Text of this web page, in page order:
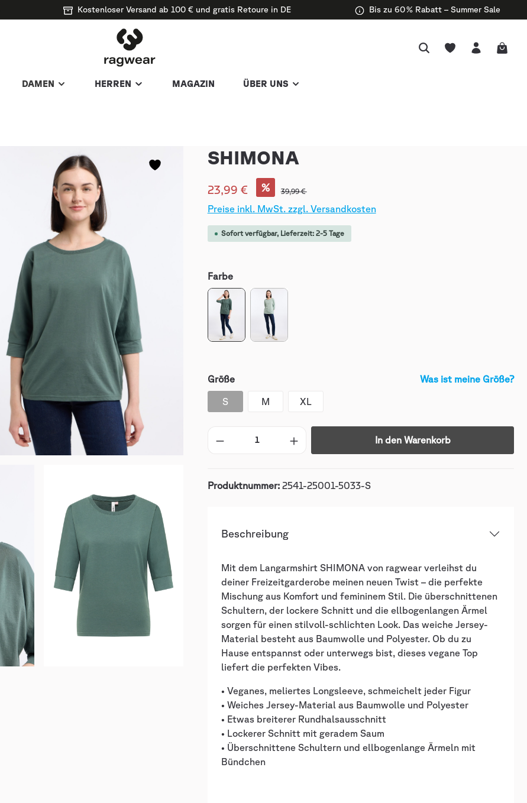
Kostenloser Versand ab 100 € und gratis Retoure in DE Bis zu 60 % Rabatt – Summer Sale
DAMEN HERREN MAGAZIN ÜBER UNS
SHIMONA
23,99 € % 39,99 €
Preise inkl. MwSt. zzgl. Versandkosten
Sofort verfügbar, Lieferzeit: 2-5 Tage
Farbe
Größe Was ist meine Größe?
S M XL
In den Warenkorb
Produktnummer: 2541-25001-5033-S
Beschreibung
Mit dem Langarmshirt SHIMONA von ragwear verleihst du
deiner Freizeitgarderobe meinen neuen Twist – die perfekte
Mischung aus Komfort und femininem Stil. Die überschnittenen
Schultern, der lockere Schnitt und die ellbogenlangen Ärmel
sorgen für einen stilvoll-schlichten Look. Das weiche Jersey-
Material besteht aus Baumwolle und Polyester. Ob du zu
Hause entspannst oder unterwegs bist, dieses vegane Top
liefert die perfekten Vibes.
• Veganes, meliertes Longsleeve, schmeichelt jeder Figur
• Weiches Jersey-Material aus Baumwolle und Polyester
• Etwas breiterer Rundhalsausschnitt
• Lockerer Schnitt mit geradem Saum
• Überschnittene Schultern und ellbogenlange Ärmeln mit
Bündchen